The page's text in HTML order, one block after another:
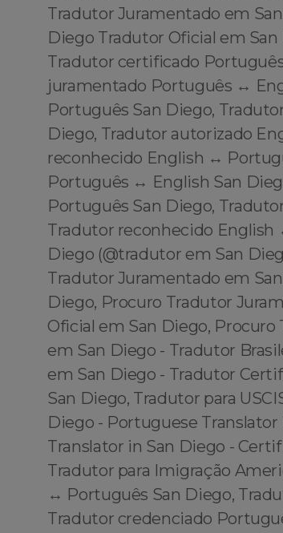
Tradutor Juramentado em
Diego Tradutor Oficial em
Tradutor certificado
juramentado Português ↔️
Português San Diego,
Diego, Tradutor autorizado
reconhecido English ↔️
Português ↔️ English San
Português San Diego,
Tradutor reconhecido
Diego (@tradutor em San
Tradutor Juramentado em
Diego, Procuro Tradutor
Oficial em San Diego, Procuro
em San Diego - Tradutor
em San Diego - Tradutor
San Diego, Tradutor para
Diego - Portuguese
Translator in San Diego -
Tradutor para Imigração
↔️ Português San Diego,
Tradutor credenciado